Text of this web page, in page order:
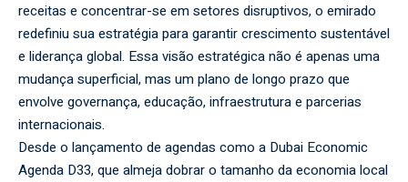
receitas e concentrar-se em setores disruptivos, o emirado
redefiniu sua estratégia para garantir crescimento sustentável
e liderança global. Essa visão estratégica não é apenas uma
mudança superficial, mas um plano de longo prazo que
envolve governança, educação, infraestrutura e parcerias
internacionais.
Desde o lançamento de agendas como a Dubai Economic
Agenda D33, que almeja dobrar o tamanho da economia local